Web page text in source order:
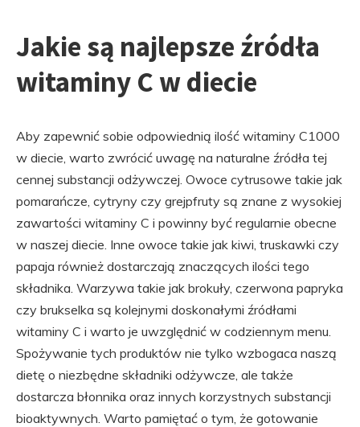
Jakie są najlepsze źródła
witaminy C w diecie
Aby zapewnić sobie odpowiednią ilość witaminy C1000
w diecie, warto zwrócić uwagę na naturalne źródła tej
cennej substancji odżywczej. Owoce cytrusowe takie jak
pomarańcze, cytryny czy grejpfruty są znane z wysokiej
zawartości witaminy C i powinny być regularnie obecne
w naszej diecie. Inne owoce takie jak kiwi, truskawki czy
papaja również dostarczają znaczących ilości tego
składnika. Warzywa takie jak brokuły, czerwona papryka
czy brukselka są kolejnymi doskonałymi źródłami
witaminy C i warto je uwzględnić w codziennym menu.
Spożywanie tych produktów nie tylko wzbogaca naszą
dietę o niezbędne składniki odżywcze, ale także
dostarcza błonnika oraz innych korzystnych substancji
bioaktywnych. Warto pamiętać o tym, że gotowanie